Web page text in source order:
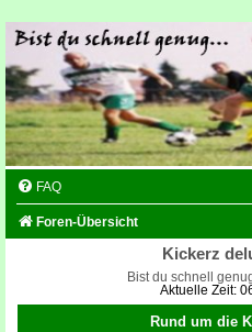
FAQ
Foren-Übersicht
Kickerz
Bist du schnell
Aktuelle Zeit:
Rund um die